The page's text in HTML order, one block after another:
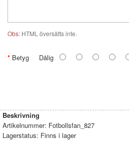
Obs: HTML översätts inte.
Betyg Dålig
Beskrivning
Artikelnummer: Fotbollsfan_827
Lagerstatus: Finns i lager